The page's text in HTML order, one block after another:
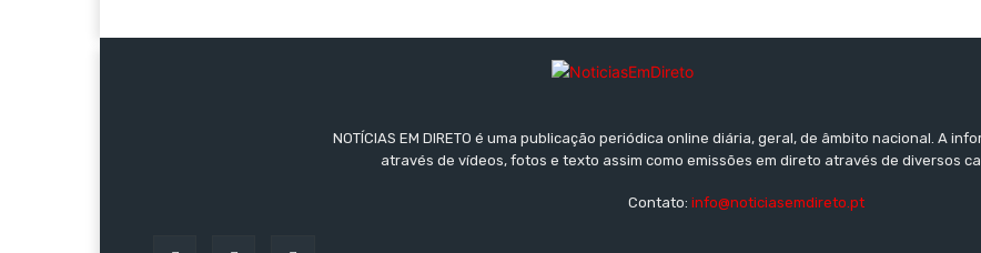
NOTÍCIAS EM DIRETO é uma publicação periódica online diária, geral, de âmbito nacional. A
através de vídeos, fotos e texto assim como emissões em direto através de diversos
Contato: info@noticiasemdireto.pt